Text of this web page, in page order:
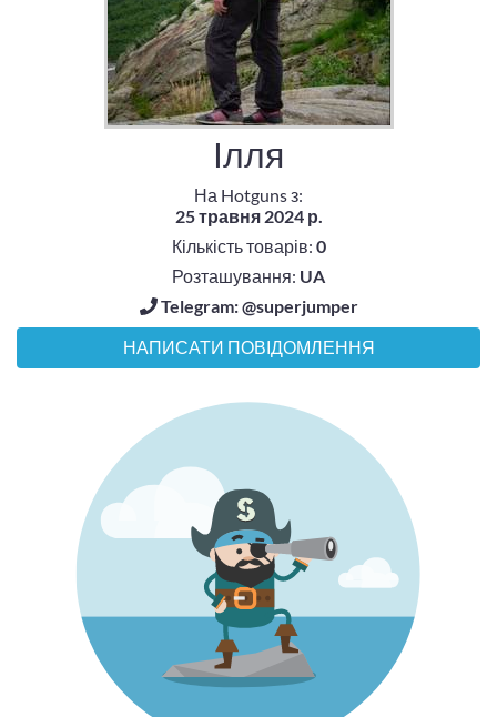
Ілля
На Hotguns з:
25 травня 2024 р.
Кількість товарів: 0
Розташування: UA
Telegram: @superjumper
НАПИСАТИ ПОВІДОМЛЕННЯ